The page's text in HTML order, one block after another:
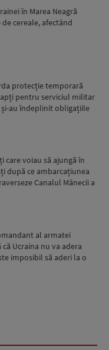
în Marea Neagră
cereale, afectând
protecție temporară
pentru serviciul militar
și-au îndeplinit obligațiile
care voiau să ajungă în
după ce ambarcațiunea
Canalul Mânecii a
al armatei
Ucraina nu va adera
imposibil să aderi la o